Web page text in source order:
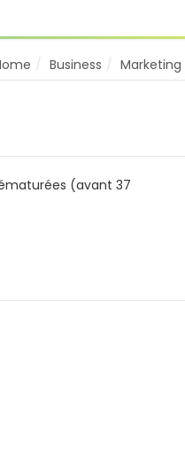
Business Marketing
(avant 37